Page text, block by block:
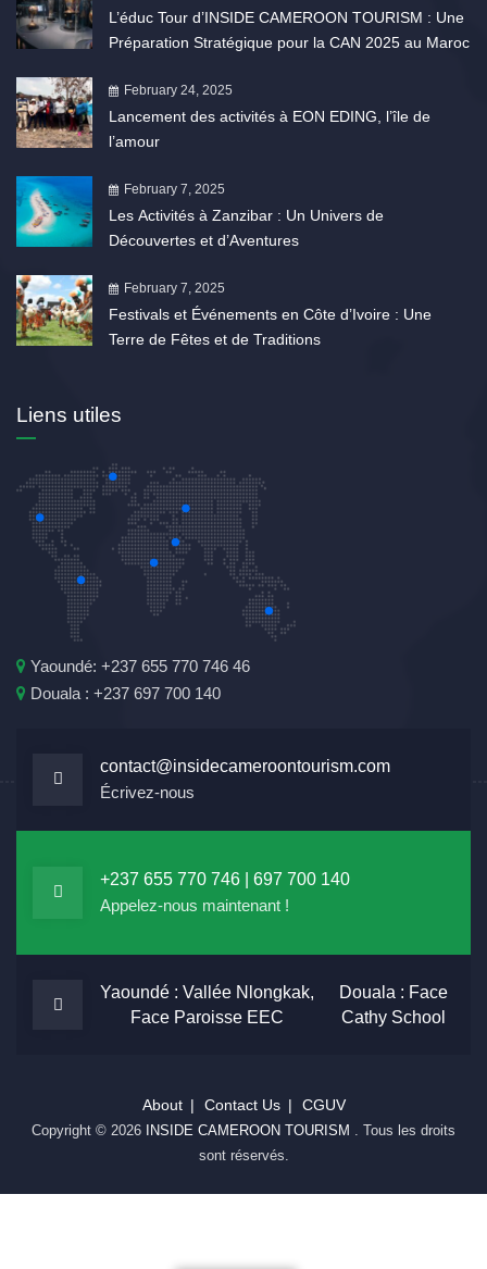
L’éduc Tour d’INSIDE CAMEROON TOURISM : Une
Préparation Stratégique pour la CAN 2025 au Maroc
February 24, 2025
Lancement des activités à EON EDING, l’île de
l’amour
February 7, 2025
Les Activités à Zanzibar : Un Univers de
Découvertes et d’Aventures
February 7, 2025
Festivals et Événements en Côte d’Ivoire : Une
Terre de Fêtes et de Traditions
Liens utiles
Yaoundé: +237 655 770 746 46
Douala : +237 697 700 140
contact@insidecameroontourism.com
Écrivez-nous
+237 655 770 746 | 697 700 140
Appelez-nous maintenant !
Yaoundé : Vallée Nlongkak,
Face Paroisse EEC
Douala : Face
Cathy School
About Contact Us CGUV
Copyright © 2026 INSIDE CAMEROON TOURISM
. Tous les droits
sont réservés.